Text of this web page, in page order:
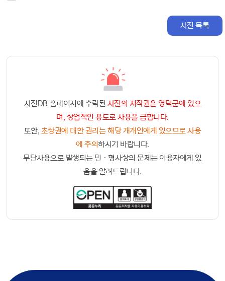
사진 목록
사진DB 홈페이지에 수락된 사진의 저작권은 영덕군에 있으
며, 상업적인 용도로 사용을 금합니다.
또한, 초상권에 대한 권리는 해당 개개인에게 있으므로 사용
에 주의 하시기 바랍니다.
무단사용으로 발생되는 민ㆍ형사상의 문제는 이용자에게 있
음을 알려드립니다.